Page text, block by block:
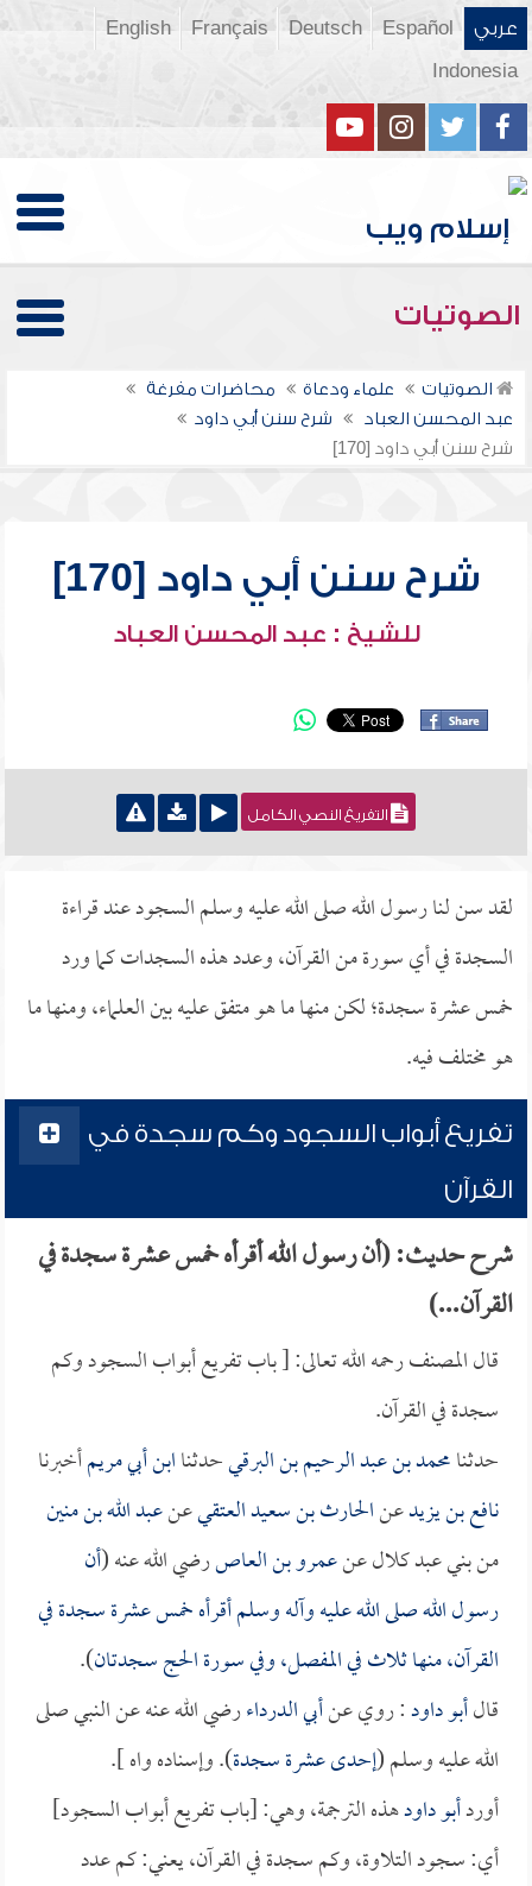
عربي Español
Deutsch
Français
English
Indonesia
الصوتيات
الصوتيات علماء ودعاة
محاضرات مفرغة
عبد المحسن العباد
شرح سنن أبي داود
شرح سنن أبي داود [170]
شرح سنن أبي داود [170]
للشيخ : عبد المحسن العباد
التفريغ النصي الكامل
لقد سن لنا رسول الله صلى الله عليه وسلم السجود عند قراءة
السجدة في أي سورة من القرآن، وعدد هذه السجدات كما ورد
خمس عشرة سجدة؛ لكن منها ما هو متفق عليه بين العلماء، ومنها ما
هو مختلف فيه.
تفريع أبواب السجود وكم سجدة في
القرآن
شرح حديث: (أن رسول الله أقرأه خمس عشرة سجدة في
القرآن...)
قال المصنف رحمه الله تعالى: [ باب تفريع أبواب السجود وكم
سجدة في القرآن.
حدثنامحمد بن عبد الرحيم بن البرقيحدثناابن أبي مريمأخبرنا
نافع بن يزيدعنالحارث بن سعيد العتقيعنعبد الله بن منين
من بني عبد كلال عنعمرو بن العاصرضي الله عنه (أن
رسول الله صلى الله عليه وآله وسلم أقرأه خمس عشرة سجدة في
القرآن، منها ثلاث في المفصل، وفي سورة الحج سجدتان).
قالأبو داود: روي عنأبي الدرداءرضي الله عنه عن النبي صلى
الله عليه وسلم (إحدى عشرة سجدة). وإسناده واه ].
أوردأبو داودهذه الترجمة، وهي: [باب تفريع أبواب السجود]
أي: سجود التلاوة، وكم سجدة في القرآن، يعني: كم عدد